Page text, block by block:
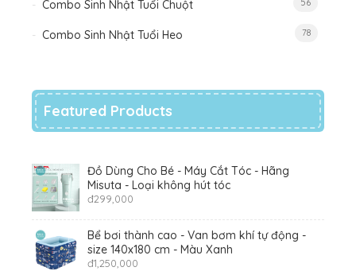
Combo Sinh Nhật Tuổi Chuột 56
Combo Sinh Nhật Tuổi Heo 78
Featured Products
Đồ Dùng Cho Bé - Máy Cắt Tóc - Hãng
Misuta - Loại không hút tóc
đ299,000
Bể bơi thành cao - Van bơm khí tự động -
size 140x180 cm - Màu Xanh
đ1,250,000